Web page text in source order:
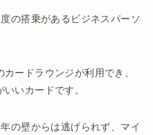
の搭乗があるビジネスパーソ
ードラウンジが利用でき、
いカードです。
の壁からは逃げられず、マイ